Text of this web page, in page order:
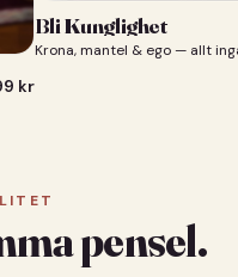
kr
Bli Kunglighet
Krona, mantel & ego — allt
pensel.